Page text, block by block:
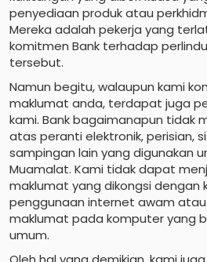
penyediaan produk atau
Mereka adalah pekerja yang
komitmen Bank terhadap
tersebut.
Namun begitu, walaupun kami
maklumat anda, terdapat juga
kami. Bank bagaimanapun tidak
atas peranti elektronik, perisian,
sampingan lain yang digunakan
Muamalat. Kami tidak dapat
maklumat yang dikongsi dengan
penggunaan internet awam
maklumat pada komputer yang
umum.